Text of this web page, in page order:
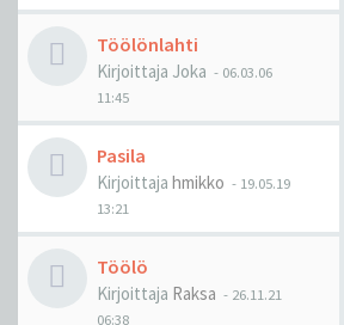
Töölönlahti
Kirjoittaja Joka - 06.03.06
11:45
Pasila
Kirjoittaja hmikko - 19.05.19
13:21
Töölö
Kirjoittaja Raksa - 26.11.21
06:38